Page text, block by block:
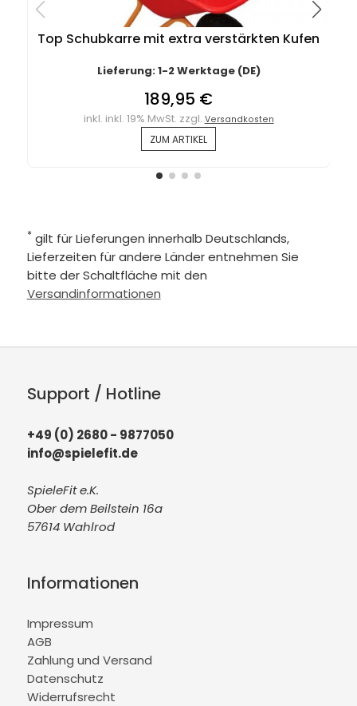
Top Schubkarre mit extra verstärkten Kufen
Lieferung: 1-2 Werktage (DE)
189,95 €
inkl. inkl. 19% MwSt. zzgl. Versandkosten
ZUM ARTIKEL
* gilt für Lieferungen innerhalb Deutschlands,
Lieferzeiten für andere Länder entnehmen Sie
bitte der Schaltfläche mit den
Versandinformationen
Support / Hotline
+49 (0) 2680 - 9877050
info@spielefit.de
SpieleFit e.K.
Ober dem Beilstein 16a
57614 Wahlrod
Informationen
Impressum
AGB
Zahlung und Versand
Datenschutz
Widerrufsrecht